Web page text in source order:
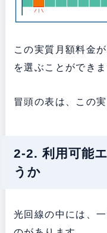
この実質月額料金
を選ぶことができま
冒頭の表は、この
2-2. 利用可能
うか
光回線の中には、